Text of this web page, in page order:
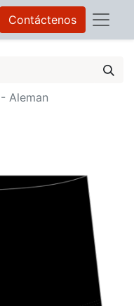
Contáctenos
Aleman